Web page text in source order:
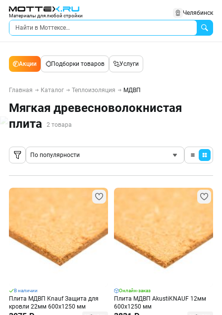
Материалы для любой стройки Челябинск
Акции Подборки товаров Услуги
Главная Каталог Теплоизоляция МДВП
Мягкая древесноволокнистая
плита
2 товара
По популярности
В наличии
Плита МДВП Knauf Защита для
кровли 22мм 600х1250 мм
Онлайн-заказ
Плита МДВП AkustiKNAUF 12мм
600х1250 мм